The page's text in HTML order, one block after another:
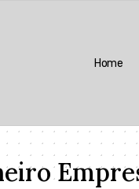
Home